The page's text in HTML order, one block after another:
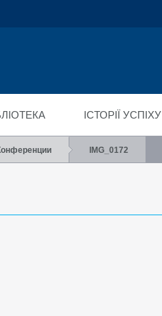
фонд
ІСТОРІЇ УСПІХУ
IMG_0172